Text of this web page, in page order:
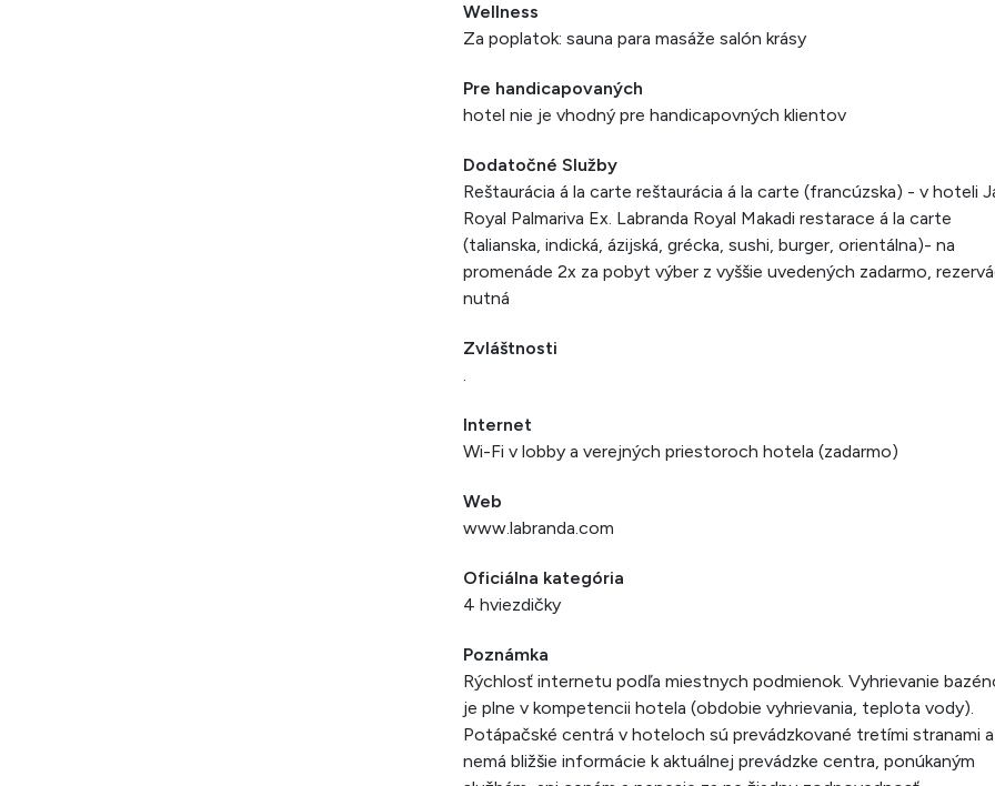
Wellness
Za poplatok: sauna para masáže salón krásy
Pre handicapovaných
hotel nie je vhodný pre handicapovných klientov
Dodatočné Služby
Reštaurácia á la carte reštaurácia á la carte (francúzska) - v hoteli
Royal Palmariva Ex. Labranda Royal Makadi restarace á la carte
(talianska, indická, ázijská, grécka, sushi, burger, orientálna)- na
promenáde 2x za pobyt výber z vyššie uvedených zadarmo,
nutná
Zvláštnosti
.
Internet
Wi-Fi v lobby a verejných priestoroch hotela (zadarmo)
Web
www.labranda.com
Oficiálna kategória
4 hviezdičky
Poznámka
Rýchlosť internetu podľa miestnych podmienok. Vyhrievanie
je plne v kompetencii hotela (obdobie vyhrievania, teplota vody).
Potápačské centrá v hoteloch sú prevádzkované tretími stranami
nemá bližšie informácie k aktuálnej prevádzke centra, ponúkaným